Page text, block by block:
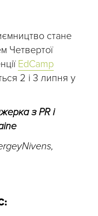
стане
Четвертої
EdCamp
2 і 3 липня у
з PR і